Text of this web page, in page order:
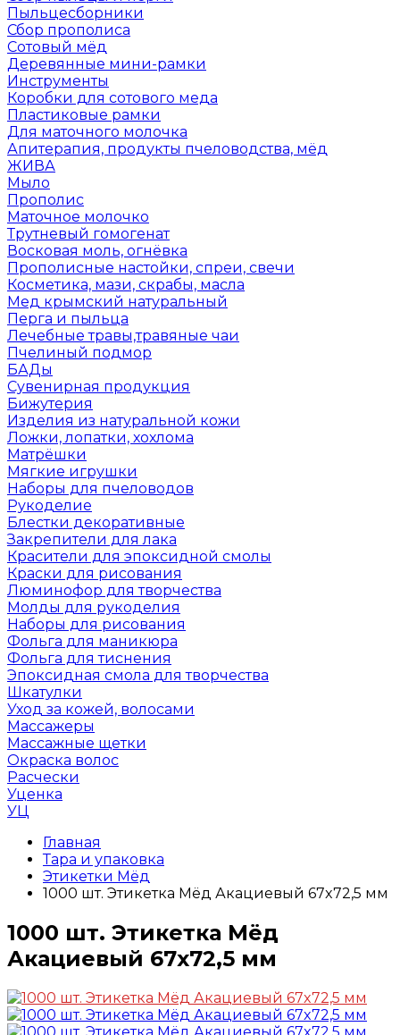
Пыльцесборники
Сбор прополиса
Сотовый мёд
Деревянные мини-рамки
Инструменты
Коробки для сотового меда
Пластиковые рамки
Для маточного молочка
Апитерапия, продукты пчеловодства, мёд
ЖИВА
Мыло
Прополис
Маточное молочко
Трутневый гомогенат
Восковая моль, огнёвка
Прополисные настойки, спреи, свечи
Косметика, мази, скрабы, масла
Мед крымский натуральный
Перга и пыльца
Лечебные травы,травяные чаи
Пчелиный подмор
БАДы
Сувенирная продукция
Бижутерия
Изделия из натуральной кожи
Ложки, лопатки, хохлома
Матрёшки
Мягкие игрушки
Наборы для пчеловодов
Рукоделие
Блестки декоративные
Закрепители для лака
Красители для эпоксидной смолы
Краски для рисования
Люминофор для творчества
Молды для рукоделия
Наборы для рисования
Фольга для маникюра
Фольга для тиснения
Эпоксидная смола для творчества
Шкатулки
Уход за кожей, волосами
Массажеры
Массажные щетки
Окраска волос
Расчески
Уценка
УЦ
Главная
Тара и упаковка
Этикетки Мёд
1000 шт. Этикетка Мёд Акациевый 67x72,5 мм
1000 шт. Этикетка Мёд
Акациевый 67x72,5 мм